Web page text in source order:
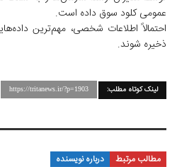
عمومی کلود سوق داده است.
احتمالاً اطلاعات شخصی، مهم‌ترین
ذخیره شوند.
لینک کوتاه مطلب: https://tritanews.ir/?p=1903
مطالب مرتبط درباره نویسنده